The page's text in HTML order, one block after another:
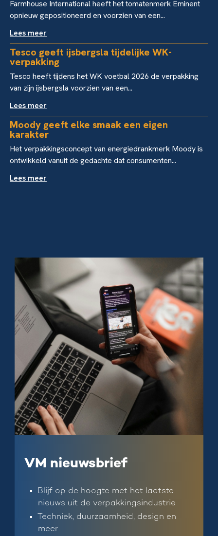
Farmhouse International heeft het tomatenmerk Eminent
opnieuw gepositioneerd en voorzien van een...
Lees meer
Tesco geeft ijsbergsla tijdelijke WK-
verpakking
Tesco heeft tijdens het WK voetbal 2026 de verpakking
van zijn ijsbergsla voorzien van een...
Lees meer
Moody geeft elke smaak een eigen
karakter
Het verpakkingsconcept van energiedrankmerk Moody is
ontwikkeld vanuit de gedachte dat consumenten...
Lees meer
VM nieuwsbrief
Blijf op de hoogte met het laatste
nieuws uit de verpakkingsindustrie
Techniek, duurzaamheid, design en
meer